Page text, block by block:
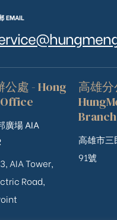
EMAIL
公處 - Hong
廣場 AIA
AIA Tower,
Road,
高雄
高雄市三
91號